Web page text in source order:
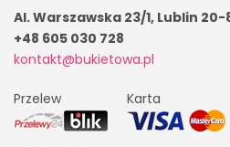
Al. Warszawska 23/1, Lublin 20-
+48 605 030 728
kontakt@bukietowa.pl
Przelew Karta